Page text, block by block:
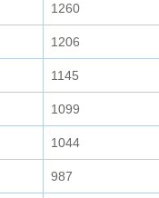
1260
1206
1145
1099
1044
987